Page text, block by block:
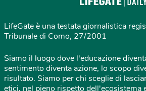
LifeGate è una testata giornalistica
Tribunale di Como, 27/2001
Siamo il luogo dove l'educazione
sentimento diventa azione, lo scopo
risultato. Siamo per chi sceglie di
etici, nel pieno rispetto dell'ecosistema